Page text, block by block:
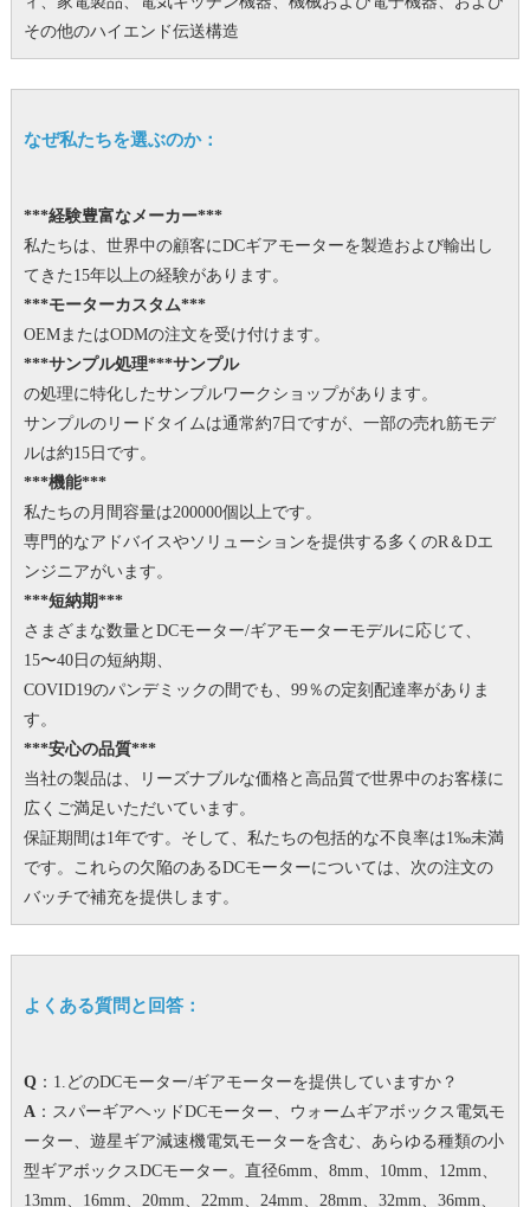
その他のハイエンド伝送構造
なぜ私たちを選ぶのか：
***経験豊富なメーカー***
私たちは、世界中の顧客にDCギアモーターを製造および輸出し
てきた15年以上の経験があります。
***モーターカスタム***
OEMまたはODMの注文を受け付けます。
***サンプル処理***サンプル
の処理に特化したサンプルワークショップがあります。
サンプルのリードタイムは通常約7日ですが、一部の売れ筋モデ
ルは約15日です。
***機能***
私たちの月間容量は200000個以上です。
専門的なアドバイスやソリューションを提供する多くのR＆Dエ
ンジニアがいます。
***短納期***
さまざまな数量とDCモーター/ギアモーターモデルに応じて、
15〜40日の短納期、
COVID19のパンデミックの間でも、99％の定刻配達率がありま
す。
***安心の品質***
当社の製品は、リーズナブルな価格と高品質で世界中のお客様に
広くご満足いただいています。
保証期間は1年です。 そして、私たちの包括的な不良率は1‰未満
です。 これらの欠陥のあるDCモーターについては、次の注文の
バッチで補充を提供します。
よくある質問と回答：
Q：1.どのDCモーター/ギアモーターを提供していますか？
A：スパーギアヘッドDCモーター、ウォームギアボックス電気モ
ーター、遊星ギア減速機電気モーターを含む、あらゆる種類の小
型ギアボックスDCモーター。 直径6mm、8mm、10mm、12mm、
13mm、16mm、20mm、22mm、24mm、28mm、32mm、36mm、